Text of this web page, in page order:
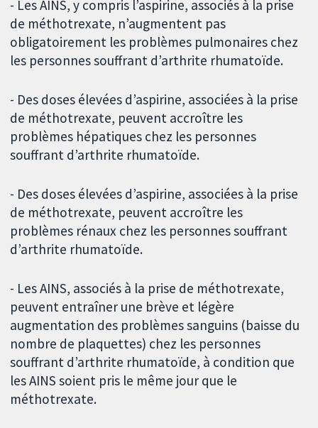
- Les AINS, y compris l’aspirine, associés à la prise
de méthotrexate, n’augmentent pas
obligatoirement les problèmes pulmonaires chez
les personnes souffrant d’arthrite rhumatoïde.
- Des doses élevées d’aspirine, associées à la prise
de méthotrexate, peuvent accroître les
problèmes hépatiques chez les personnes
souffrant d’arthrite rhumatoïde.
- Des doses élevées d’aspirine, associées à la prise
de méthotrexate, peuvent accroître les
problèmes rénaux chez les personnes souffrant
d’arthrite rhumatoïde.
- Les AINS, associés à la prise de méthotrexate,
peuvent entraîner une brève et légère
augmentation des problèmes sanguins (baisse du
nombre de plaquettes) chez les personnes
souffrant d’arthrite rhumatoïde, à condition que
les AINS soient pris le même jour que le
méthotrexate.